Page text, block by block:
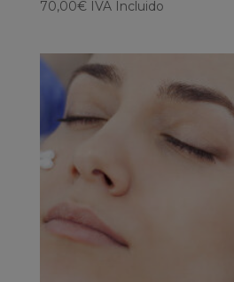
70,00€ IVA Incluido